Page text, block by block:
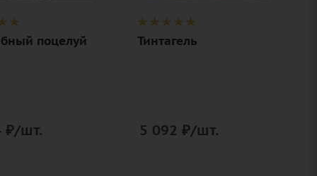
лента,
поцелуй
₽/шт.
Тинтагель
5 092 ₽/шт.